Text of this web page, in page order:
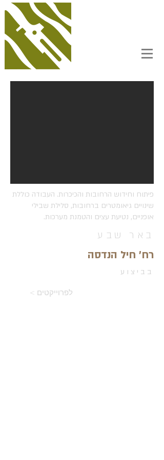
פיתוח וחידוש הרחובות והכיכרות. העבודה כוללת
שינויים גיאומטרים ברחובות, סלילת שבילי
אופניים, נטיעת עצים והטמנת מערכות.
באר שבע
רח' חיל הנדסה
בביצוע
< לפרוייקטים